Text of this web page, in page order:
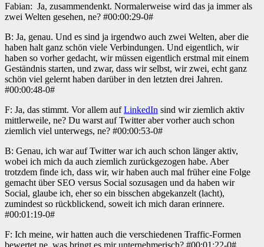
Fabian: Ja, zusammendenkt. Normalerweise wird das ja immer als
zwei Welten gesehen, ne? #00:00:29-0#
B: Ja, genau. Und es sind ja irgendwo auch zwei Welten, aber die
haben halt ganz schön viele Verbindungen. Und eigentlich, wir
haben so vorher gedacht, wir müssen eigentlich erstmal mit einem
Geständnis starten, und zwar, dass wir selbst, wir zwei, echt ganz
schön viel gelernt haben darüber in den letzten drei Jahren.
#00:00:48-0#
F: Ja, das stimmt. Vor allem aufLinkedIn sind wir ziemlich aktiv
mittlerweile, ne? Du warst auf Twitter aber vorher auch schon
ziemlich viel unterwegs, ne? #00:00:53-0#
B: Genau, ich war auf Twitter war ich auch schon länger aktiv,
wobei ich mich da auch ziemlich zurückgezogen habe. Aber
trotzdem finde ich, dass wir, wir haben auch mal früher eine Folge
gemacht über SEO versus Social sozusagen und da haben wir
Social, glaube ich, eher so ein bisschen abgekanzelt (lacht),
zumindest so rückblickend, soweit ich mich daran erinnere.
#00:01:19-0#
F: Ich meine, wir hatten auch die verschiedenen Traffic-Formen
bewertet ne, was bringt es mir unternehmerisch? #00:01:22-0#